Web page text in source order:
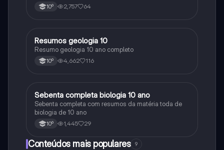
10º 2,757 64
Biologia
Resumos geologia 10
Resumo geologia 10 ano completo
10º 4,662 116
Biologia
Sebenta completa biologia 10 ano
Sebenta completa com resumos da matéria toda de
biologia de 10 ano
10º 1,445 29
Conteúdos mais populares 9